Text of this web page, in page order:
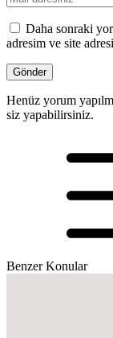
Daha sonraki
adresim ve site
Henüz yorum
siz yapabilirsiniz.
Benzer Konular